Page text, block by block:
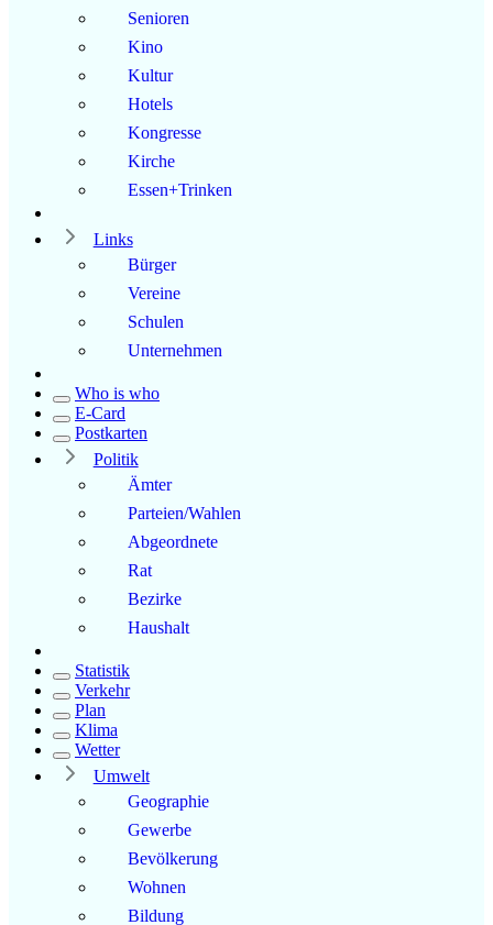
Senioren
Kino
Kultur
Hotels
Kongresse
Kirche
Essen+Trinken
Links
Bürger
Vereine
Schulen
Unternehmen
Who is who
E-Card
Postkarten
Politik
Ämter
Parteien/Wahlen
Abgeordnete
Rat
Bezirke
Haushalt
Statistik
Verkehr
Plan
Klima
Wetter
Umwelt
Geographie
Gewerbe
Bevölkerung
Wohnen
Bildung